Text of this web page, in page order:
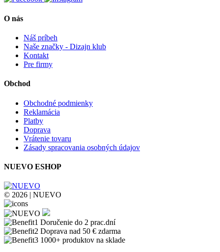
O nás
Náš príbeh
Naše značky - Dizajn klub
Kontakt
Pre firmy
Obchod
Obchodné podmienky
Reklamácia
Platby
Doprava
Vrátenie tovaru
Zásady spracovania osobných údajov
NUEVO ESHOP
© 2026 | NUEVO
Doručenie do 2 prac.dní
Doprava nad 50 € zdarma
1000+ produktov na sklade